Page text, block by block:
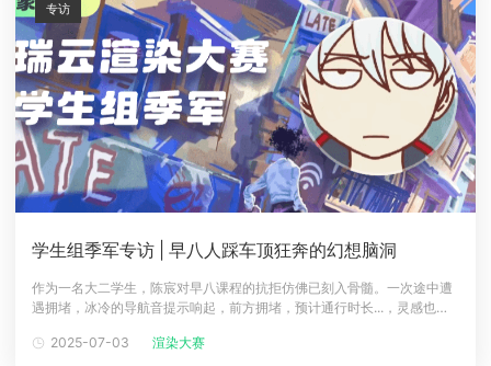
学生组季军专访 | 早八人踩车顶狂奔的幻想脑洞
作为一名大二学生，陈宸对早八课程的抗拒仿佛已刻入骨髓。一次途中遭
遇拥堵，冰冷的导航音提示响起，前方拥堵，预计通行时长...，灵感也骤
秒创意短片，勾勒出一幅打工人在斑斓车顶前进的奇幻图景。虽然在CG动
2025-07-03 渲染大赛
专访